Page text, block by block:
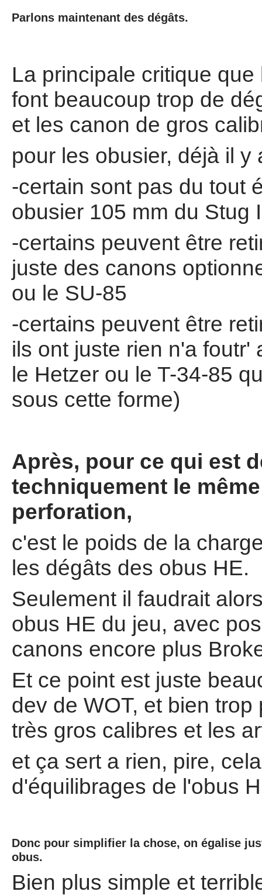
Parlons maintenant des dégâts.
La principale critique
font beaucoup trop de
et les canon de gros
pour les obusier, déjà il y
-certain sont pas du tout
obusier 105 mm du Stug
-certains peuvent être
juste des canons
ou le SU-85
-certains peuvent être
ils ont juste rien n'a foutr'
le Hetzer ou le T-34-85
sous cette forme)
Après, pour ce qui est
techniquement le
perforation,
c'est le poids de la
les dégâts des obus HE.
Seulement il faudrait
obus HE du jeu, avec
canons encore plus
Et ce point est juste
dev de WOT, et bien
très gros calibres et les
et ça sert a rien, pire,
d'équilibrages de l'obus
Donc pour simplifier la chose, on égalise
obus.
Bien plus simple et